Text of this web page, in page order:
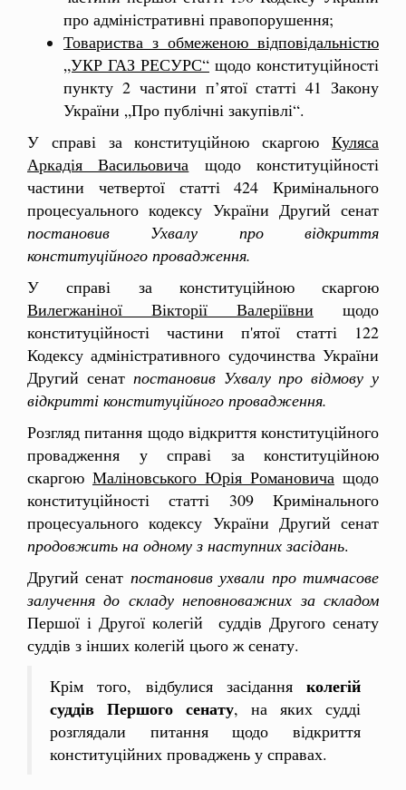
про адміністративні правопорушення;
Товариства з обмеженою відповідальністю
„УКР ГАЗ РЕСУРС“ щодо конституційності
пункту 2 частини п’ятої статті 41 Закону
України „Про публічні закупівлі“.
У справі за конституційною скаргою Куляса
Аркадія Васильовича щодо конституційності
частини четвертої статті 424 Кримінального
процесуального кодексу України Другий сенат
постановив Ухвалу про відкриття
конституційного провадження.
У справі за конституційною скаргою
Вилегжаніної Вікторії Валеріївни щодо
конституційності частини п'ятої статті 122
Кодексу адміністративного судочинства України
Другий сенат постановив Ухвалу про відмову у
відкритті конституційного провадження.
Розгляд питання щодо відкриття конституційного
провадження у справі за конституційною
скаргою Маліновського Юрія Романовича щодо
конституційності статті 309 Кримінального
процесуального кодексу України Другий сенат
продовжить на одному з наступних засідань.
Другий сенат постановив ухвали про тимчасове
залучення до складу неповноважних за складом
Першої і Другої колегій суддів Другого сенату
суддів з інших колегій цього ж сенату.
Крім того, відбулися засідання колегій
суддів Першого сенату, на яких судді
розглядали питання щодо відкриття
конституційних проваджень у справах.